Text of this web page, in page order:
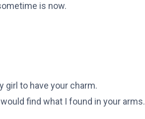
is now.
girl to have your charm.
find what I found in your arms.